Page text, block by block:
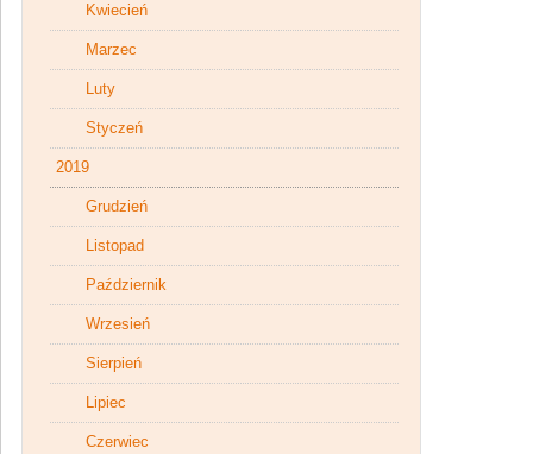
Kwiecień
Marzec
Luty
Styczeń
2019
Grudzień
Listopad
Październik
Wrzesień
Sierpień
Lipiec
Czerwiec